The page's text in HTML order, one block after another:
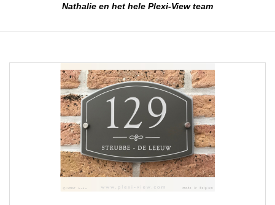
Nathalie en het hele Plexi-View team